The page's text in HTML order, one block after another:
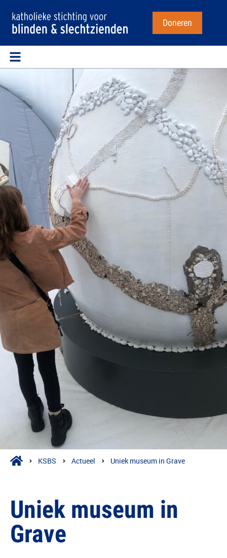
Doneren
KSBS Actueel Uniek museum in Grave
Uniek museum in
Grave